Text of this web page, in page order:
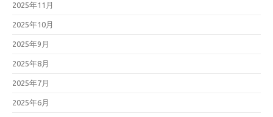
2025年11月
2025年10月
2025年9月
2025年8月
2025年7月
2025年6月